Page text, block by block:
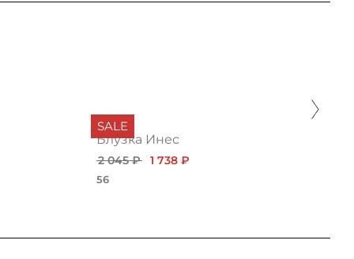
SALE
Блузка Инес
2 045 ₽ 1 738 ₽
56